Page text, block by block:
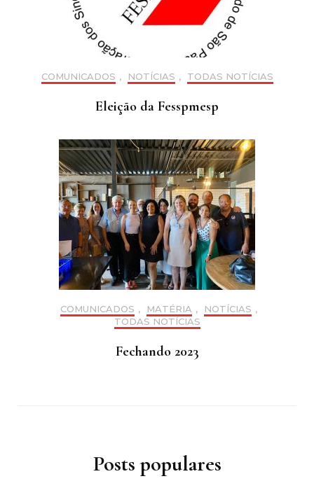
COMUNICADOS , NOTÍCIAS , TODAS NOTÍCIAS
Eleição da Fesspmesp
COMUNICADOS , MATÉRIA , NOTÍCIAS ,
TODAS NOTÍCIAS
Fechando 2023
Posts populares